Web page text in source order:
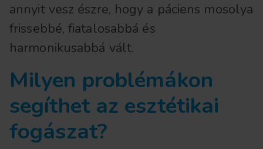
annyit vesz észre, hogy a páciens mosolya
frissebbé, fiatalosabbá és
harmonikusabbá vált.
Milyen problémákon
segíthet az esztétikai
fogászat?